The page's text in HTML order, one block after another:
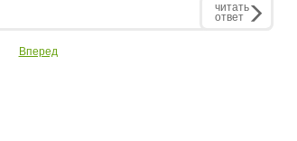
читать
ответ
Вперед